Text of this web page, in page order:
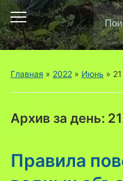
Переключить
мобильное
меню
Поиск
по:
Главная » 2022» Июнь » 21
Архив за день:
Правила